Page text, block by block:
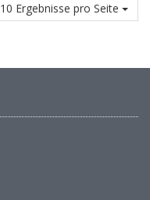
10 Ergebnisse pro Seite